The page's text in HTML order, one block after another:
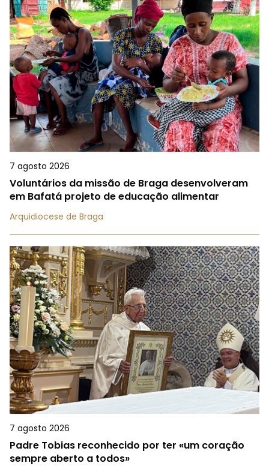
7 agosto 2026
Voluntários da missão de Braga desenvolveram
em Bafatá projeto de educação alimentar
Arquidiocese de Braga
7 agosto 2026
Padre Tobias reconhecido por ter «um coração
sempre aberto a todos»